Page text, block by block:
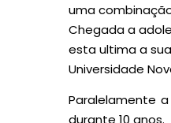
uma
Chegada a
esta ultima a
Universidade
Paralelamente
durante 10 anos.